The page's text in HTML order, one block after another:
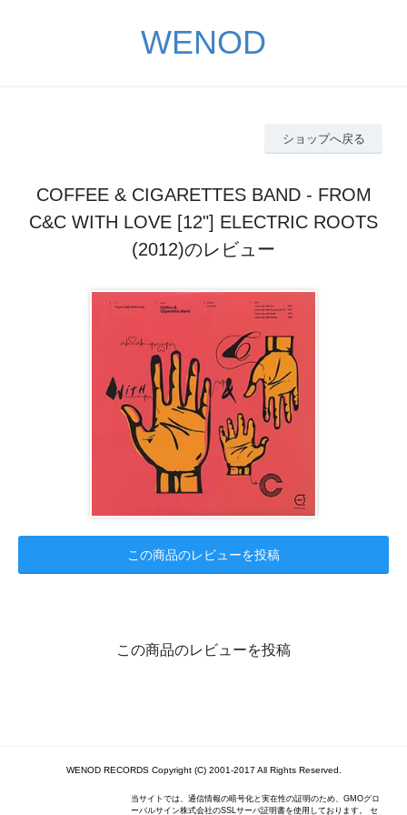
WENOD
ショップへ戻る
COFFEE & CIGARETTES BAND - FROM
C&C WITH LOVE [12"] ELECTRIC ROOTS
(2012)のレビュー
この商品のレビューを投稿
この商品のレビューを投稿
WENOD RECORDS Copyright (C) 2001-2017 All Rights Reserved.
当サイトでは、通信情報の暗号化と実在性の証明のため、GMOグロ
ーバルサイン株式会社のSSLサーバ証明書を使用しております。 セ